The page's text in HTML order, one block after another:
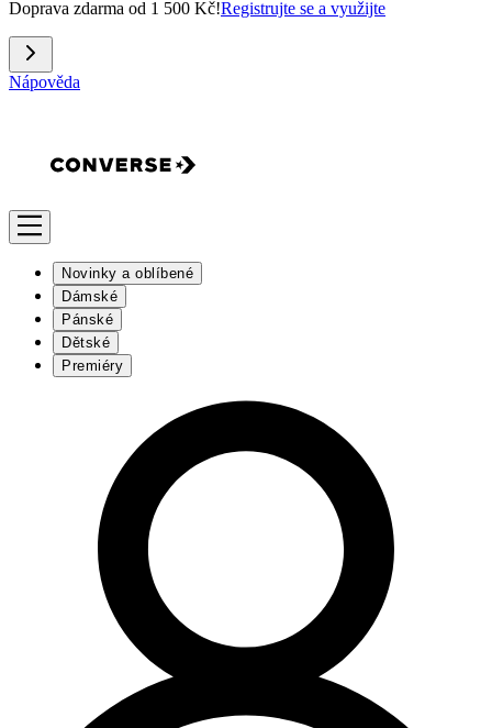
Doprava zdarma od 1 500 Kč!Registrujte se a využijte
Nápověda
Novinky a oblíbené
Dámské
Pánské
Dětské
Premiéry